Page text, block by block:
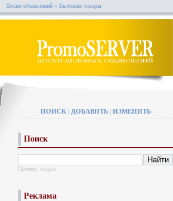
Доски объявлений » Бытовые товары
ПОИСК| ДОБАВИТЬ| ИЗМЕНИТЬ
Поиск
Пример: отдых
Реклама